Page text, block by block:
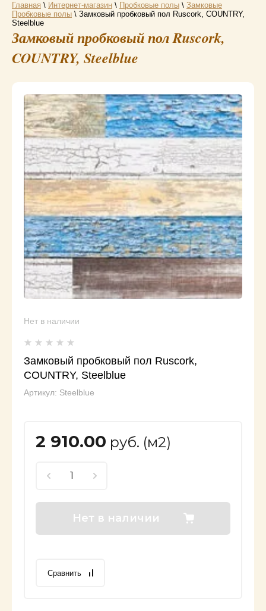
Главная \ Интернет-магазин \ Пробковые полы \ Замковые
Пробковые полы \ Замковый пробковый пол Ruscork, COUNTRY,
Steelblue
Замковый пробковый пол Ruscork,
COUNTRY, Steelblue
Нет в наличии
Замковый пробковый пол Ruscork,
COUNTRY, Steelblue
Артикул: Steelblue
2 910.00 руб. (м2)
Нет в наличии
Сравнить